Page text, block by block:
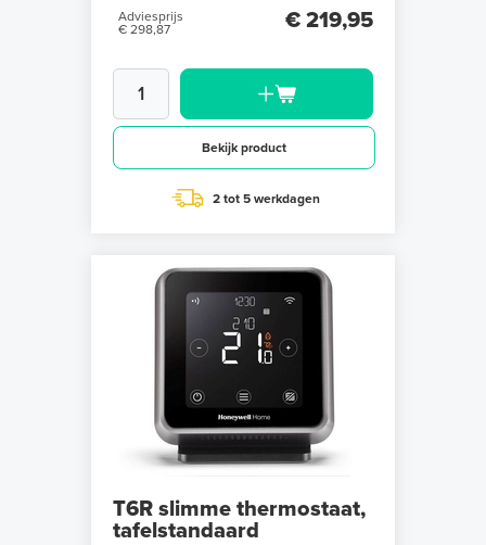
Adviesprijs
€ 298,87
€ 219,95
Bekijk product
2 tot 5 werkdagen
T6R slimme thermostaat,
tafelstandaard